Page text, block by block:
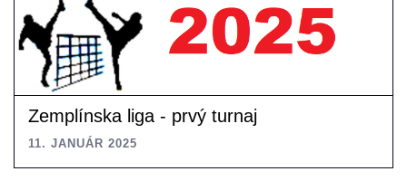
Zemplínska liga - prvý turnaj
11. JANUÁR 2025